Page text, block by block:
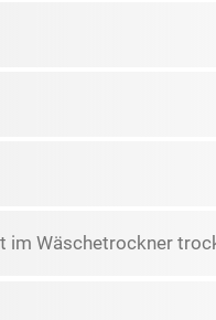
im Wäschetrockner